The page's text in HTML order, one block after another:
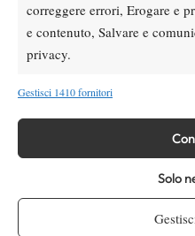
correggere errori, Erogare e
e contenuto, Salvare e
privacy.
Gestisci 1410 fornitori
Solo
Nessun commento
per